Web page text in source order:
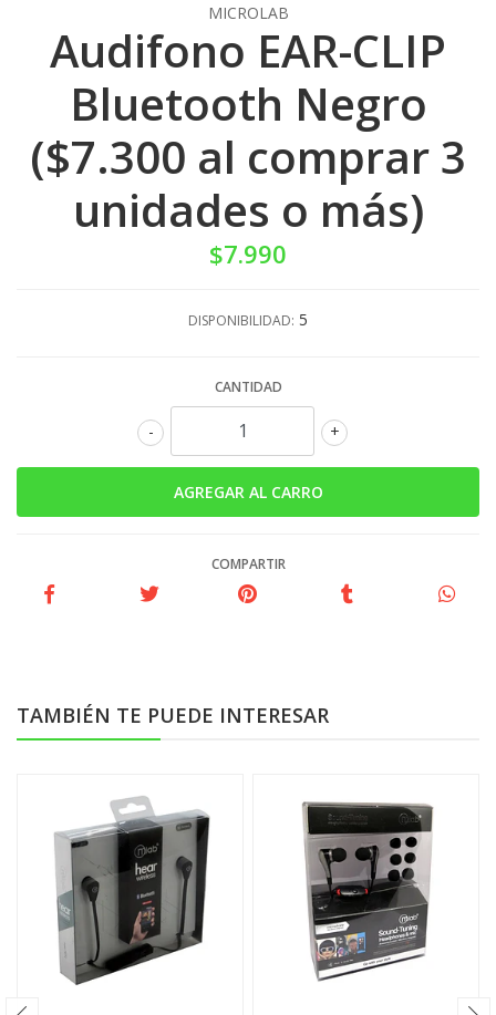
MICROLAB
Audifono EAR-CLIP
Bluetooth Negro
($7.300 al comprar 3
unidades o más)
$7.990
DISPONIBILIDAD: 5
CANTIDAD
+
-
COMPARTIR
TAMBIÉN TE PUEDE INTERESAR